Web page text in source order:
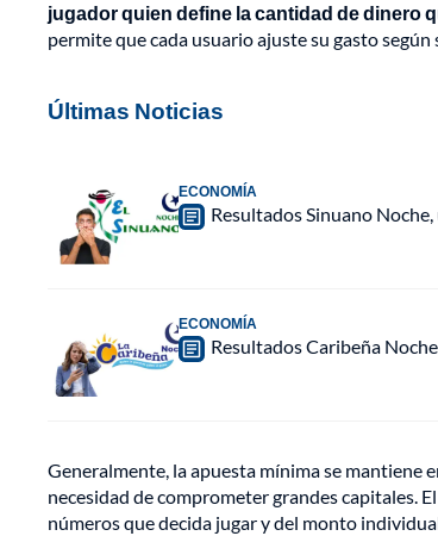
jugador quien define la cantidad de dinero
permite que cada usuario ajuste su gasto
Últimas Noticias
ECONOMÍA
Resultados Sinuano
ECONOMÍA
Resultados Caribeña
Generalmente, la apuesta mínima se mantiene
necesidad de comprometer grandes capitales.
números que decida jugar y del monto